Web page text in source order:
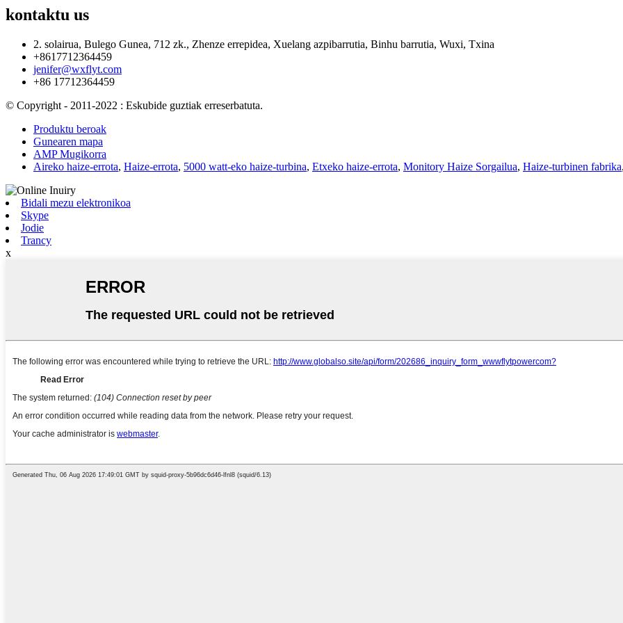
kontaktu us
2. solairua, Bulego Gunea, 712 zk., Zhenze errepidea, Xuelang azpibarrutia, Binhu barrutia, Wuxi, Txina
+8617712364459
jenifer@wxflyt.com
+86 17712364459
© Copyright - 2011-2022 : Eskubide guztiak erreserbatuta.
Produktu beroak
Gunearen mapa
AMP Mugikorra
Aireko haize-errota, Haize-errota, 5000 watt-eko haize-turbina, Etxeko haize-errota, Monitory Haize Sorgailua, Haize-turbinen fabrika
Bidali mezu elektronikoa
Skype
Jodie
Trancy
x